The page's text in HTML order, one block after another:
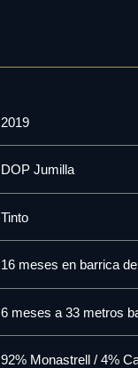
2019
DOP Jumilla
Tinto
16 meses en barrica
6 meses a 33 metros
92% Monastrell / 4%